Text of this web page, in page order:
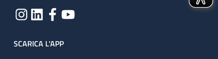
SCARICA L'APP